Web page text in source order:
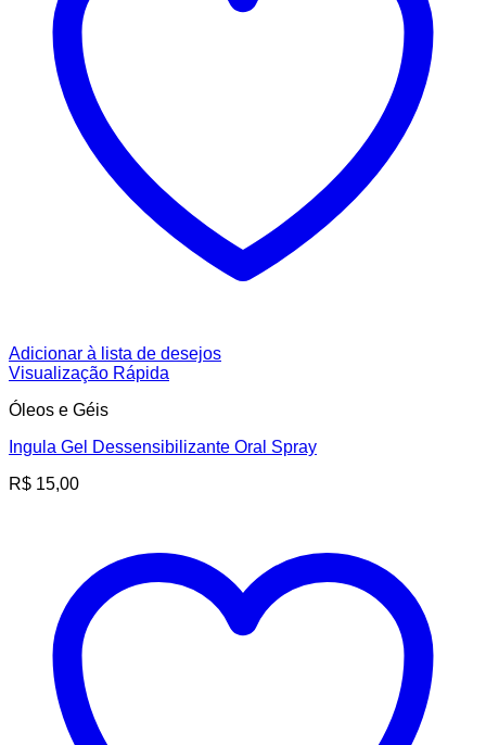
Adicionar à lista de desejos
Visualização Rápida
Óleos e Géis
Ingula Gel Dessensibilizante Oral Spray
R$ 15,00